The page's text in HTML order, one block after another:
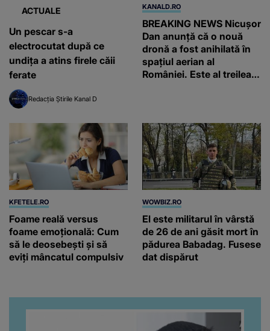
ACTUALE
Un pescar s-a
electrocutat după ce
undița a atins firele căii
ferate
Redacția Știrile Kanal D
KANALD.RO
BREAKING NEWS Nicușor
Dan anunță că o nouă
dronă a fost anihilată în
spațiul aerian al
României. Este al treilea
KFETELE.RO
Foame reală versus
foame emoțională: Cum
să le deosebești și să
eviți mâncatul compulsiv
WOWBIZ.RO
El este militarul în vârstă
de 26 de ani găsit mort în
pădurea Babadag. Fusese
dat dispărut